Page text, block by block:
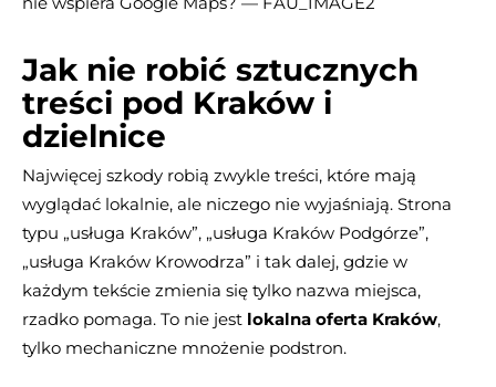
Jak nie robić sztucznych
treści pod Kraków i
dzielnice
Najwięcej szkody robią zwykle treści, które mają
wyglądać lokalnie, ale niczego nie wyjaśniają. Strona
typu „usługa Kraków”, „usługa Kraków Podgórze”,
„usługa Kraków Krowodrza” i tak dalej, gdzie w
każdym tekście zmienia się tylko nazwa miejsca,
rzadko pomaga. To nie jest lokalna oferta Kraków,
tylko mechaniczne mnożenie podstron.